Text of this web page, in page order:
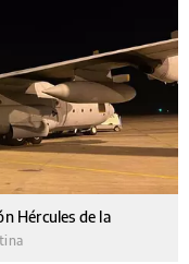
Hércules de la